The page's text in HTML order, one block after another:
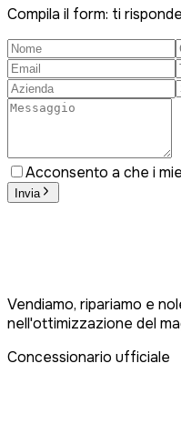
Compila il form: ti
Acconsento a che i
Invia
Vendiamo, ripariamo e
nell'ottimizzazione del
Concessionario ufficiale